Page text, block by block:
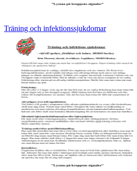
Träning och infektionssjukdomar